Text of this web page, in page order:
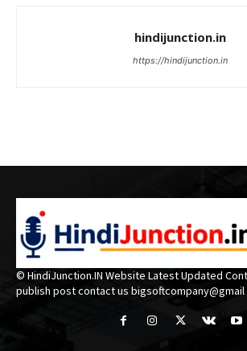
hindijunction.in
https://hindijunction.in
© HindiJunction.IN Website Latest Updated
publish post contact us bigsoftcompany@gmail